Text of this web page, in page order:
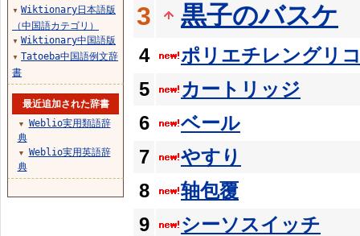
3
黒子のバスケ
4
ポリエチレングリ
5
カートリッジ
6
ベール
7
やすり
8
轴包覆
9
シーソスイッチ
▼ Wiktionary日本語版
（中国語カテゴリ）
▼ Wiktionary中国語版
▼ Tatoeba中国語例文辞
書
最近追加された辞書
▼
Weblio実用類語辞
典
▼
Weblio実用英語辞
典